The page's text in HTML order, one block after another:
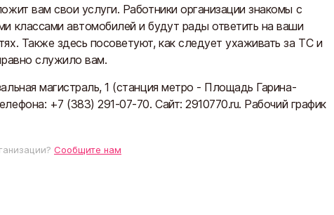
вам свои услуги. Работники организации знакомы с
классами автомобилей и будут рады ответить на ваши
Также здесь посоветуют, как следует ухаживать за ТС и
служило вам.
магистраль, 1 (станция метро - Площадь Гарина-
+7 (383) 291-07-70. Сайт: 2910770.ru. Рабочий график
Сообщите нам